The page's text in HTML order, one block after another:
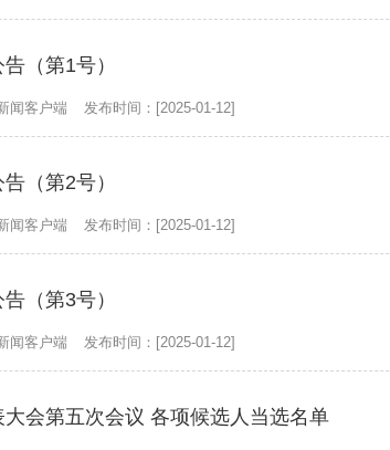
（第1号）
闻客户端 发布时间：[2025-01-12]
（第2号）
闻客户端 发布时间：[2025-01-12]
（第3号）
闻客户端 发布时间：[2025-01-12]
会第五次会议 各项候选人当选名单